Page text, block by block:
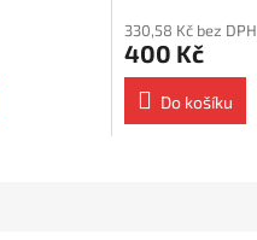
330,58 Kč bez DPH
400 Kč
Do košíku